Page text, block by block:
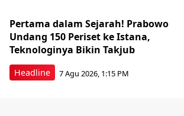
Headline
Pertama dalam Sejarah! Prabowo
Undang 150 Periset ke Istana,
Teknologinya Bikin Takjub
7 Agu 2026, 1:15 PM